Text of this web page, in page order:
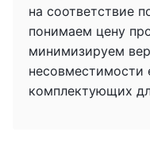
на соответствие
понимаем цену
минимизируем
несовместимости
комплектующих